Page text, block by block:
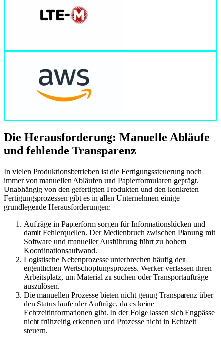
Die Herausforderung: Manuelle Abläufe
und fehlende Transparenz
In vielen Produktionsbetrieben ist die Fertigungssteuerung noch
immer von manuellen Abläufen und Papierformularen geprägt.
Unabhängig von den gefertigten Produkten und den konkreten
Fertigungsprozessen gibt es in allen Unternehmen einige
grundlegende Herausforderungen:
Aufträge in Papierform sorgen für Informationslücken und
damit Fehlerquellen. Der Medienbruch zwischen Planung mit
Software und manueller Ausführung führt zu hohem
Koordinationsaufwand.
Logistische Nebenprozesse unterbrechen häufig den
eigentlichen Wertschöpfungsprozess. Werker verlassen ihren
Arbeitsplatz, um Material zu suchen oder Transportaufträge
auszulösen.
Die manuellen Prozesse bieten nicht genug Transparenz über
den Status laufender Aufträge, da es keine
Echtzeitinformationen gibt. In der Folge lassen sich Engpässe
nicht frühzeitig erkennen und Prozesse nicht in Echtzeit
steuern.